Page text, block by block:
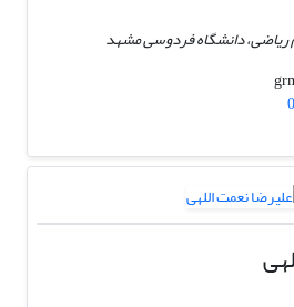
ریاضی، دانشگاه فردوسی مشهد